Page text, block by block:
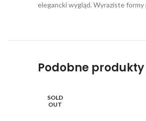
elegancki wygląd. Wyraziste
Podobne produkty
SOLD
OUT